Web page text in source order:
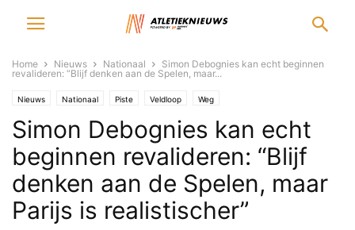
Home Nieuws Nationaal
Simon Debognies kan echt beginnen
revalideren: “Blijf denken aan de Spelen, maar...
Nieuws Nationaal Piste Veldloop Weg
Simon Debognies kan echt
beginnen revalideren: “Blijf
denken aan de Spelen, maar
Parijs is realistischer”